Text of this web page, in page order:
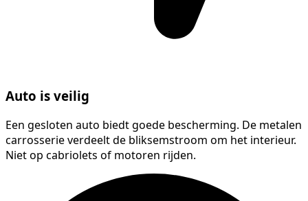
Auto is veilig
Een gesloten auto biedt goede bescherming. De metalen
carrosserie verdeelt de bliksemstroom om het interieur.
Niet op cabriolets of motoren rijden.